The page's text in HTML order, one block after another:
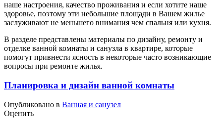
наше настроения, качество проживания и если хотите наше
здоровье, поэтому эти небольшие площади в Вашем жилье
заслуживают не меньшего внимания чем спальня или кухня.
В разделе представлены материалы по дизайну, ремонту и
отделке ванной комнаты и санузла в квартире, которые
помогут привнести ясность в некоторые часто возникающие
вопросы при ремонте жилья.
Планировка и дизайн ванной комнаты
Опубликовано в Ванная и санузел
Оценить